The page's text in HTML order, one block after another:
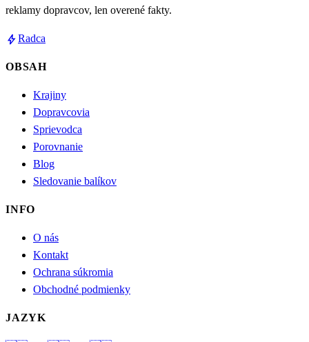
reklamy dopravcov, len overené fakty.
boltRadca
OBSAH
Krajiny
Dopravcovia
Sprievodca
Porovnanie
Blog
Sledovanie balíkov
INFO
O nás
Kontakt
Ochrana súkromia
Obchodné podmienky
JAZYK